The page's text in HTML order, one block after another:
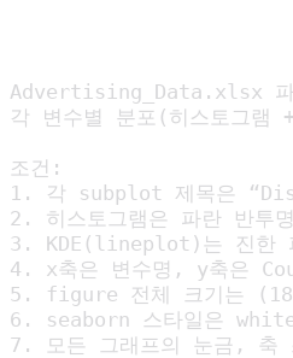
Advertising_Data.xlsx 파
각 변수별 분포(히스토그램
조건:
1. 각 subplot 제목은
2. 히스토그램은 파란 반투
3. KDE(lineplot)는 진한
4. x축은 변수명, y축은
5. figure 전체 크기는
6. seaborn 스타일은
7. 모든 그래프의 눈금, 축